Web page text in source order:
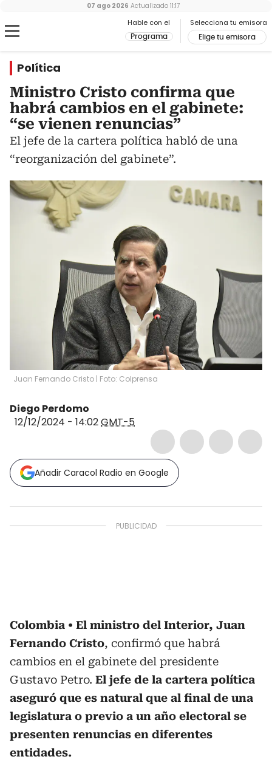
Hable con el
Programa
Selecciona tu emisora
Elige tu emisora
07 ago 2026 Actualizado 11:17
Política
Ministro Cristo confirma que
habrá cambios en el gabinete:
“se vienen renuncias”
El jefe de la cartera política habló de una
“reorganización del gabinete”.
Juan Fernando Cristo | Foto: Colprensa
Diego Perdomo
12/12/2024 - 14:02GMT-5
Añadir Caracol Radio en Google
Colombia
El ministro del Interior, Juan
Fernando Cristo, confirmó que habrá
cambios en el gabinete del presidente
Gustavo Petro. El jefe de la cartera política
aseguró que es natural que al final de una
legislatura o previo a un año electoral se
presenten renuncias en diferentes
entidades.